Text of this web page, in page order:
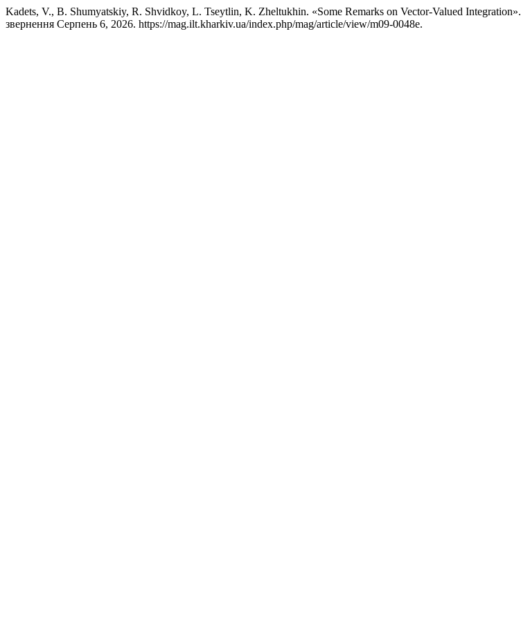
Kadets, V., B. Shumyatskiy, R. Shvidkoy, L. Tseytlin, K. Zheltukhin. «Some Remarks on Vector-Valued Integration».
звернення Серпень 6, 2026. https://mag.ilt.kharkiv.ua/index.php/mag/article/view/m09-0048e.